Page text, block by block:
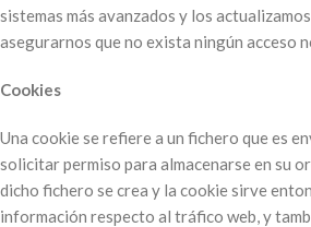
sistemas más avanzados y los
asegurarnos que no exista ningún acceso
Cookies
Una cookie se refiere a un fichero que es
solicitar permiso para almacenarse en su
dicho fichero se crea y la cookie sirve
información respecto al tráfico web, y